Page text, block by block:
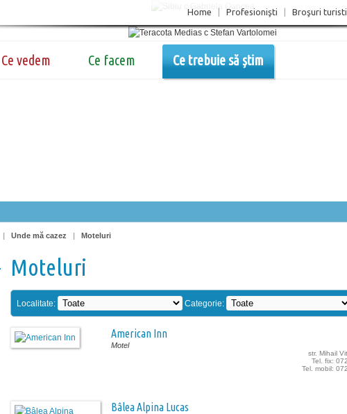
Home Profesionişti Broşuri
Ce vedem Ce facem Ce trebuie să știm
| Unde mă cazez | Moteluri
Moteluri
Localitate: Categorie:
American Inn
str. Mihail
Tel. fix:
Tel. mobil:
Motel
Bâlea Alpina Lucas